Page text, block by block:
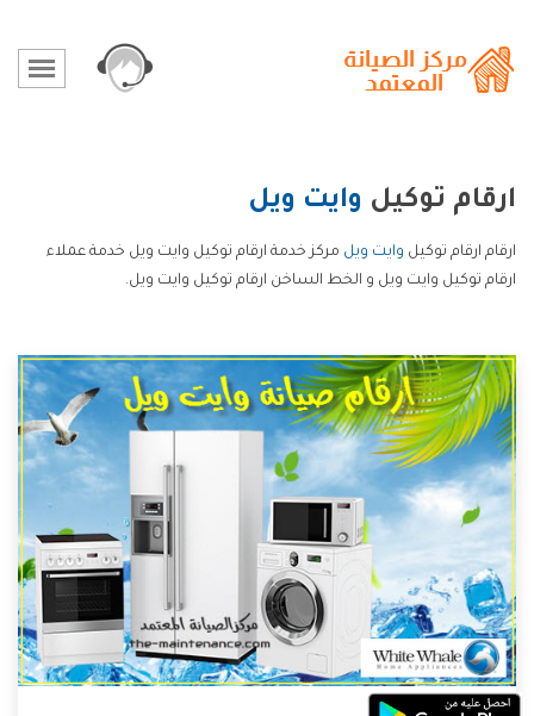
ارقام توكيل وايت ويل
ارقام ارقام توكيل وايت ويل مركز خدمة ارقام توكيل وايت ويل خدمة عملاء
ارقام توكيل وايت ويل و الخط الساخن ارقام توكيل وايت ويل.